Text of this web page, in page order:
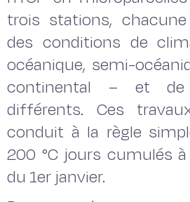
trois stations,
des conditions de
océanique, semi-
continental – et
différents. Ces
conduit à la règle
200 °C jours cumulés
du 1er janvier.